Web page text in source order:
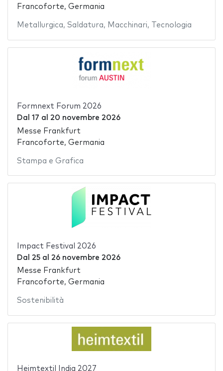
Francoforte, Germania
Metallurgica, Saldatura, Macchinari, Tecnologia
Formnext Forum 2026
Dal 17 al 20 novembre 2026
Messe Frankfurt
Francoforte, Germania
Stampa e Grafica
Impact Festival 2026
Dal 25al 26 novembre 2026
Messe Frankfurt
Francoforte, Germania
Sostenibilità
Heimtextil India 2027